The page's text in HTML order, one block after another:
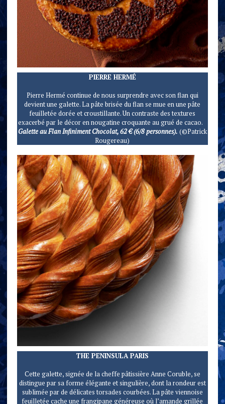
PIERRE HERMÉ
Pierre Hermé continue de nous surprendre avec son flan qui
devient une galette. La pâte brisée du flan se mue en une pâte
feuilletée dorée et croustillante. Un contraste des textures
exacerbé par le décor en nougatine croquante au grué de cacao.
Galette au Flan Infiniment Chocolat, 62 € (6/8 personnes). (©Patrick
Rougereau)
THE PENINSULA PARIS
Cette galette, signée de la cheffe pâtissière Anne Coruble, se
distingue par sa forme élégante et singulière, dont la rondeur est
sublimée par de délicates torsades courbées. La pâte viennoise
feuilletée cache une frangipane généreuse où l’amande grillée